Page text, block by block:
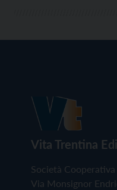
Vita Trentina
Società Cooperativa
Via Monsignor